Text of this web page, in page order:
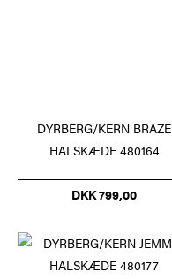
DYRBERG/KERN BRAZE
HALSKÆDE 480164
DKK 799,00